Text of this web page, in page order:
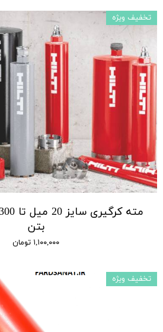
بتن
۱,۱۰۰,۰۰۰ تومان
تخفیف ویژه
تخفیف ویژه